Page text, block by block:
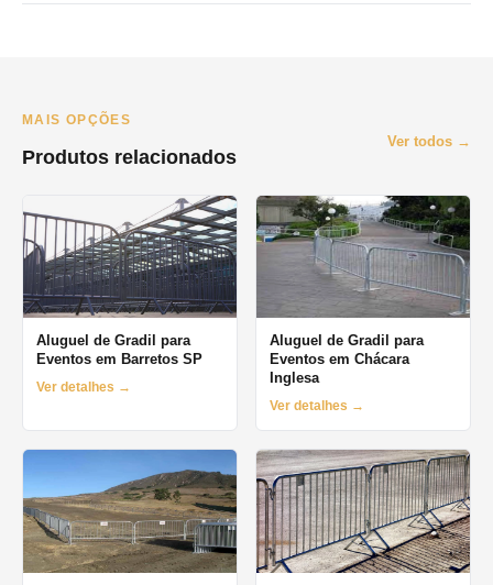
MAIS OPÇÕES
Produtos relacionados
Ver todos →
Aluguel de Gradil para
Eventos em Barretos SP
Ver detalhes →
Aluguel de Gradil para
Eventos em Chácara
Inglesa
Ver detalhes →